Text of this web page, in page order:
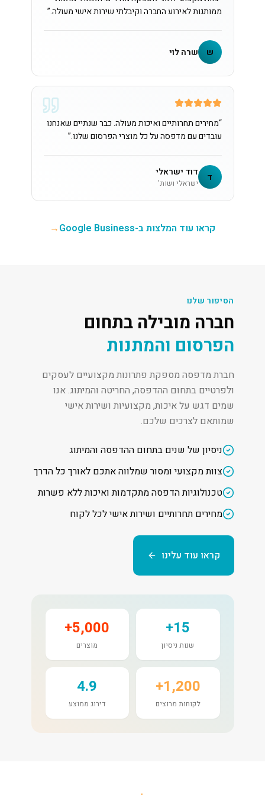
ממותגות לאירוע החברה וקיבלתי שירות אישי מעולה.”
ש שרה לוי
“מחירים תחרותיים ואיכות מעולה. כבר שנתיים שאנחנו
עובדים עם מדפסה על כל מוצרי הפרסום שלנו.”
ד דוד ישראלי
ישראלי ושות'
קראו עוד המלצות ב-Google Business →
הסיפור שלנו
חברה מובילה בתחום
הפרסום והמתנות
חברת מדפסה מספקת פתרונות מקצועיים לעסקים
ולפרטיים בתחום ההדפסה, החריטה והמיתוג. אנו
שמים דגש על איכות, מקצועיות ושירות אישי
שמותאם לצרכים שלכם.
ניסיון של שנים בתחום ההדפסה והמיתוג
צוות מקצועי ומסור שמלווה אתכם לאורך כל הדרך
טכנולוגיות הדפסה מתקדמות ואיכות ללא פשרות
מחירים תחרותיים ושירות אישי לכל לקוח
קראו עוד עלינו
15+
שנות ניסיון
5,000+
מוצרים
1,200+
לקוחות מרוצים
4.9
דירוג ממוצע